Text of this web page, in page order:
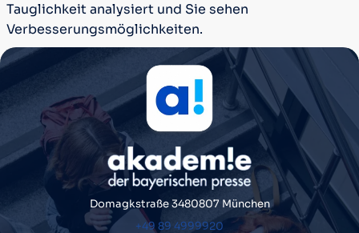
Tauglichkeit analysiert und Sie sehen
Verbesserungsmöglichkeiten.
Domagkstraße 3480807 München
+49 89 4999920